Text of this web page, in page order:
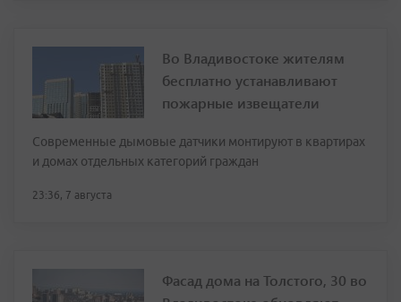
Во Владивостоке жителям
бесплатно устанавливают
пожарные извещатели
Современные дымовые датчики монтируют в квартирах
и домах отдельных категорий граждан
23:36, 7 августа
Фасад дома на Толстого, 30 во